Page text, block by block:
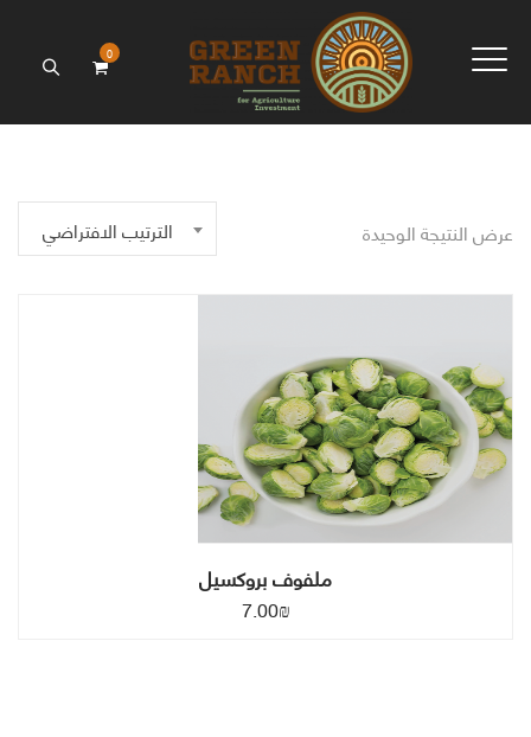
0
عرض النتيجة الوحيدة الترتيب الافتراضي
ملفوف بروكسيل
7.00₪